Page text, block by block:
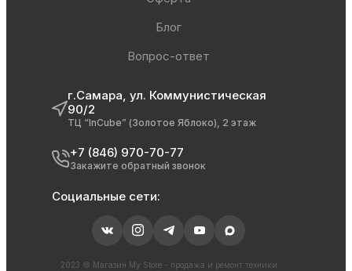
Блог
Вопрос-ответ
г.Самара, ул. Коммунистическая
90/2
ТЦ “InCube” (Золотое Яблоко), 2 этаж
+7 (846) 970-70-77
Закажите обратный звонок
Социальные сети:
2023 © Магазин My Store - продажа и ремонт техники